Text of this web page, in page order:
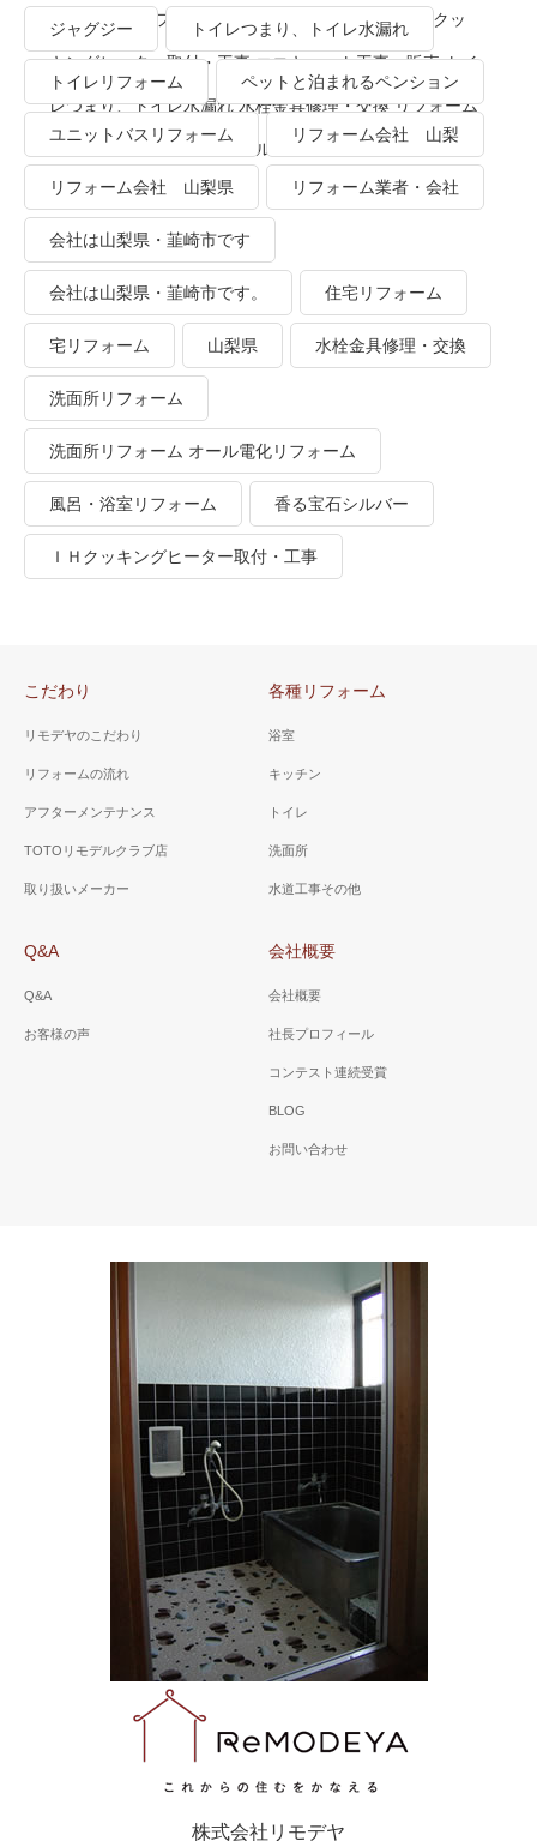
ーム 洗面所リフォーム オール電化リフォーム ＩＨクッ
キングヒーター取付・工事 エコキュート工事・販売 トイ
レつまり、トイレ水漏れ 水栓金具修理・交換 リフォーム
業者・会社 ＴＯＴＯリモデルクラブ
ジャグジー トイレつまり、トイレ水漏れ
トイレリフォーム ペットと泊まれるペンション
ユニットバスリフォーム リフォーム会社 山梨
リフォーム会社 山梨県 リフォーム業者・会社
会社は山梨県・韮崎市です
会社は山梨県・韮崎市です。 住宅リフォーム
宅リフォーム 山梨県 水栓金具修理・交換
洗面所リフォーム
洗面所リフォーム オール電化リフォーム
風呂・浴室リフォーム 香る宝石シルバー
ＩＨクッキングヒーター取付・工事
こだわり
リモデヤのこだわり
リフォームの流れ
アフターメンテナンス
TOTOリモデルクラブ店
取り扱いメーカー
各種リフォーム
浴室
キッチン
トイレ
洗面所
水道工事その他
Q&A
Q&A
お客様の声
会社概要
会社概要
社長プロフィール
コンテスト連続受賞
BLOG
お問い合わせ
株式会社リモデヤ